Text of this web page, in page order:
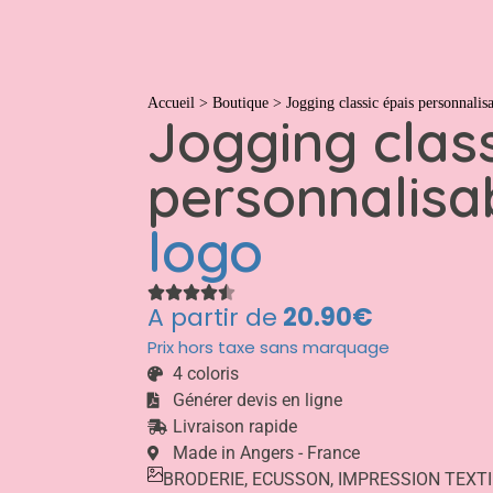
Accueil >Boutique >Jogging classic épais
Jogging
logo
A partir de 20.90€
Prix hors taxe sans marquage
4 coloris
Générer devis en ligne
Livraison rapide
Made in Angers - France
BRODERIE, ECUSSON, IMPRESSION